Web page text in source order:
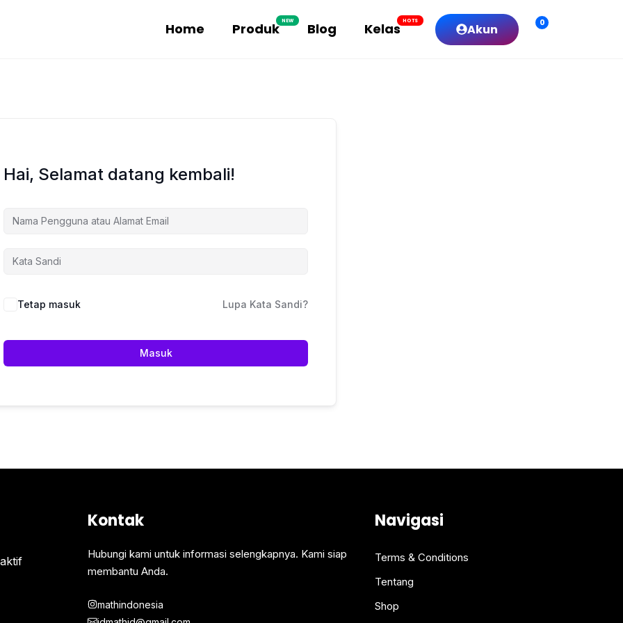
Home Produk NEW Blog Kelas HOTS
Akun 0
Hai, Selamat datang kembali!
Tetap masuk Lupa Kata Sandi?
Masuk
Kontak
Hubungi kami untuk informasi selengkapnya. Kami siap
membantu Anda.
mathindonesia
Navigasi
Terms & Conditions
Tentang
Shop